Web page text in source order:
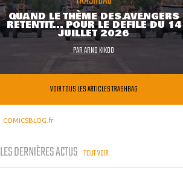
QUAND LE THÈME DES AVENGERS
RETENTIT... POUR LE DÉFILÉ DU 14
JUILLET 2026
PARARNO KIKOO
VOIR TOUS LES ARTICLES TRASHBAG
COMICSBLOG.fr
LES DERNIÈRES ACTUS TOUT VOIR